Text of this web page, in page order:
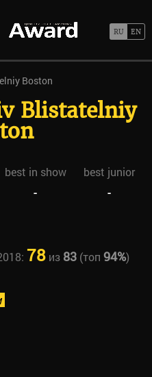
Boston
Blistatelniy
best in show
best junior
- -
78из 83(топ 94%)